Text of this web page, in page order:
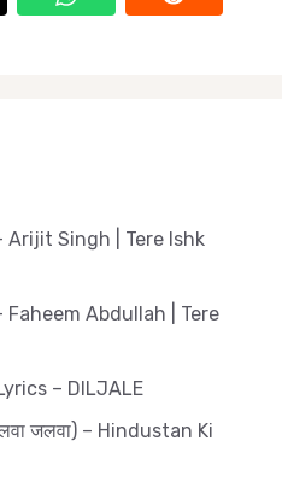
Arijit Singh | Tere Ishk
Abdullah | Tere
– DILJALE
जलवा) – Hindustan Ki